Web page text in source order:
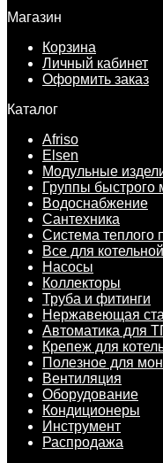
Магазин
Корзина
Личный кабинет
Оформить заказ
Каталог
Afriso
Elsen
Модульные
Группы быстрого
Водоснабжение
Сантехника
Система теплого
Все для котельной
Насосы
Коллекторы
Труба и фитинги
Нержавеющая
Автоматика для
Крепеж для
Полезное для
Вентиляция
Оборудование
Кондиционеры
Инструмент
Распродажа